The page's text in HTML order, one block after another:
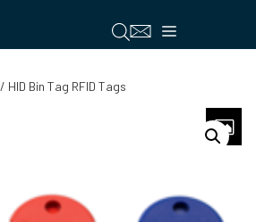
Menú
/ HID Bin Tag RFID Tags